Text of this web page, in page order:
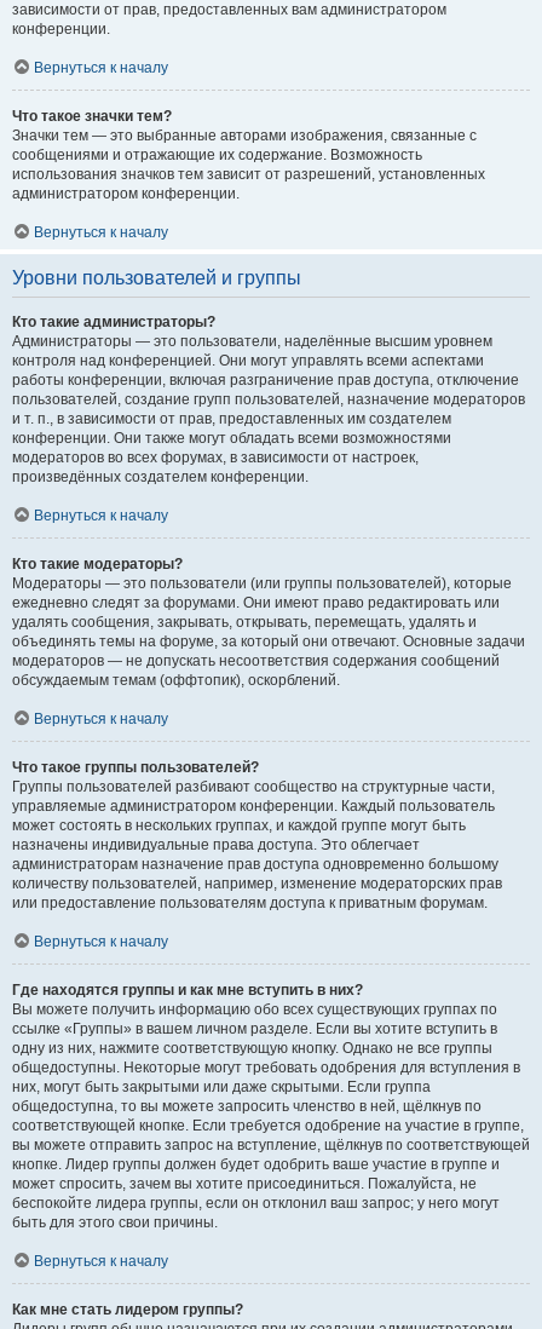
зависимости от прав, предоставленных вам администратором
конференции.
Вернуться к началу
Что такое значки тем?
Значки тем — это выбранные авторами изображения, связанные с
сообщениями и отражающие их содержание. Возможность
использования значков тем зависит от разрешений, установленных
администратором конференции.
Вернуться к началу
Уровни пользователей и группы
Кто такие администраторы?
Администраторы — это пользователи, наделённые высшим уровнем
контроля над конференцией. Они могут управлять всеми аспектами
работы конференции, включая разграничение прав доступа, отключение
пользователей, создание групп пользователей, назначение модераторов
и т. п., в зависимости от прав, предоставленных им создателем
конференции. Они также могут обладать всеми возможностями
модераторов во всех форумах, в зависимости от настроек,
произведённых создателем конференции.
Вернуться к началу
Кто такие модераторы?
Модераторы — это пользователи (или группы пользователей), которые
ежедневно следят за форумами. Они имеют право редактировать или
удалять сообщения, закрывать, открывать, перемещать, удалять и
объединять темы на форуме, за который они отвечают. Основные задачи
модераторов — не допускать несоответствия содержания сообщений
обсуждаемым темам (оффтопик), оскорблений.
Вернуться к началу
Что такое группы пользователей?
Группы пользователей разбивают сообщество на структурные части,
управляемые администратором конференции. Каждый пользователь
может состоять в нескольких группах, и каждой группе могут быть
назначены индивидуальные права доступа. Это облегчает
администраторам назначение прав доступа одновременно большому
количеству пользователей, например, изменение модераторских прав
или предоставление пользователям доступа к приватным форумам.
Вернуться к началу
Где находятся группы и как мне вступить в них?
Вы можете получить информацию обо всех существующих группах по
ссылке «Группы» в вашем личном разделе. Если вы хотите вступить в
одну из них, нажмите соответствующую кнопку. Однако не все группы
общедоступны. Некоторые могут требовать одобрения для вступления в
них, могут быть закрытыми или даже скрытыми. Если группа
общедоступна, то вы можете запросить членство в ней, щёлкнув по
соответствующей кнопке. Если требуется одобрение на участие в группе,
вы можете отправить запрос на вступление, щёлкнув по соответствующей
кнопке. Лидер группы должен будет одобрить ваше участие в группе и
может спросить, зачем вы хотите присоединиться. Пожалуйста, не
беспокойте лидера группы, если он отклонил ваш запрос; у него могут
быть для этого свои причины.
Вернуться к началу
Как мне стать лидером группы?